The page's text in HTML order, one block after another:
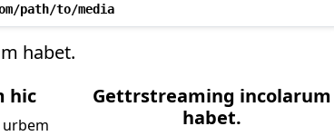
path/to/media
habet.
hic
Gettrstreaming incolarum
habet.